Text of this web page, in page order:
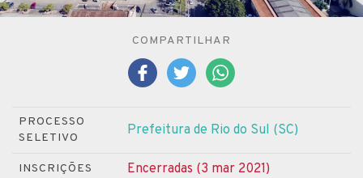
COMPARTILHAR
PROCESSO
SELETIVO
Prefeitura de Rio do Sul (SC)
INSCRIÇÕES Encerradas (3 mar 2021)